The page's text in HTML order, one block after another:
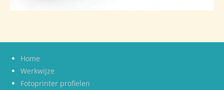
Home
Werkwijze
Fotoprinter profielen